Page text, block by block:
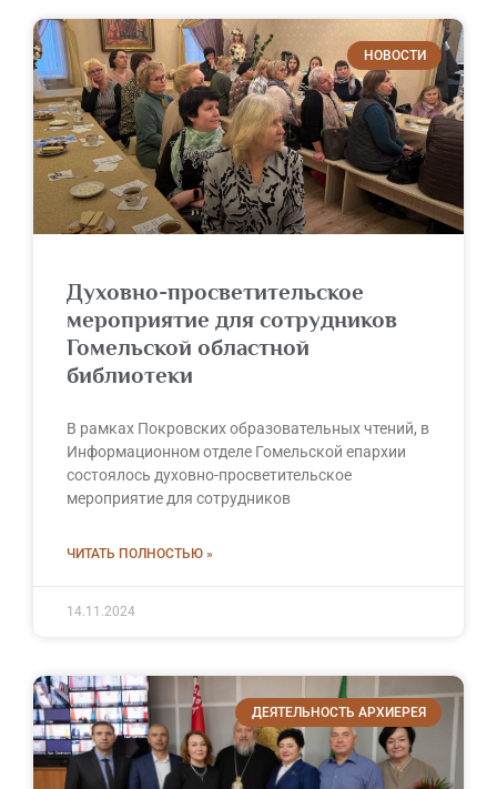
НОВОСТИ
Духовно-просветительское
мероприятие для сотрудников
Гомельской областной
библиотеки
В рамках Покровских образовательных чтений, в
Информационном отделе Гомельской епархии
состоялось духовно-просветительское
мероприятие для сотрудников
ЧИТАТЬ ПОЛНОСТЬЮ »
14.11.2024
ДЕЯТЕЛЬНОСТЬ АРХИЕРЕЯ